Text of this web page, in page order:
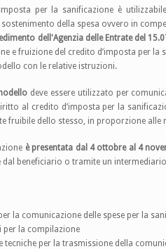
per la sanificazione è
sostenimento della spesa ovvero in
dell'Agenzia delle Entrate del
e fruizione del credito d’imposta per
con le relative istruzioni.
deve essere utilizzato per
al credito d’imposta per la
fruibile dello stesso, in proporzione alle
è presentata dal 4 ottobre al 4
dal beneficiario o tramite un
la comunicazione delle spese per la
per la compilazione
tecniche per la trasmissione della